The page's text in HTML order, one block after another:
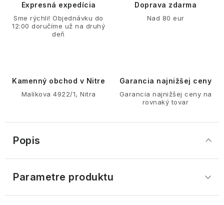
Expresná expedícia
Sme rýchli! Objednávku do
12:00 doručíme už na druhý
deň
Doprava zdarma
Nad 80 eur
Kamenný obchod v Nitre
Malíkova 4922/1, Nitra
Garancia najnižšej ceny
Garancia najnižšej ceny na
rovnaký tovar
Popis
Parametre produktu